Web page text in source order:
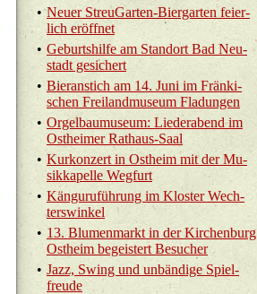
• Neuer Streu­Gar­ten-Bier­gar­ten fei­er­
lich er­öff­net
• Ge­burts­hil­fe am Stand­ort Bad Neu­
stadt ge­si­chert
• Bier­an­stich am 14. Juni im Frän­ki­
schen Frei­land­mu­se­um Fla­dun­gen
• Or­gel­bau­mu­se­um: Lie­der­abend im
Ost­hei­mer Rat­haus-Saal
• Kur­kon­zert in Ost­heim mit der Mu­
sik­ka­pel­le Weg­furt
• Kän­gu­ru­füh­rung im Klos­ter Wech­
ter­s­win­kel
• 13. Blu­men­markt in der Kir­chen­burg
Ost­heim be­geis­tert Be­su­cher
• Jazz, Swing und un­bän­di­ge Spiel­
freu­de